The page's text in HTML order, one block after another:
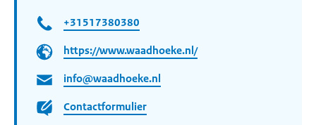
+31517380380
https://www.waadhoeke.nl/
info@waadhoeke.nl
Contactformulier